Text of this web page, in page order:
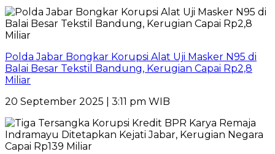
Polda Jabar Bongkar Korupsi Alat Uji Masker N95 di
Balai Besar Tekstil Bandung, Kerugian Capai Rp2,8
Miliar
20 September 2025 | 3:11 pm WIB